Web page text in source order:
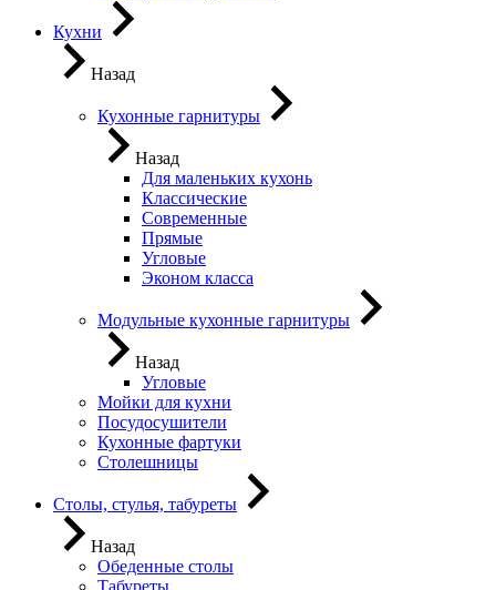
Кухни
Назад
Кухонные гарнитуры
Назад
Для маленьких кухонь
Классические
Современные
Прямые
Угловые
Эконом класса
Модульные кухонные гарнитуры
Назад
Угловые
Мойки для кухни
Посудосушители
Кухонные фартуки
Столешницы
Столы, стулья, табуреты
Назад
Обеденные столы
Табуреты